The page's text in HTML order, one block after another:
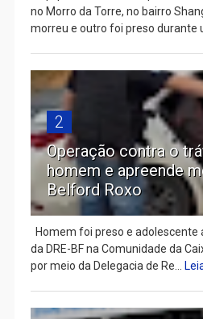
no Morro da Torre, no bairro
morreu e outro foi preso durante
2
Operação contra o
homem e apreende
Belford Roxo
Homem foi preso e adolescente
da DRE-BF na Comunidade da
por meio da Delegacia de Re...